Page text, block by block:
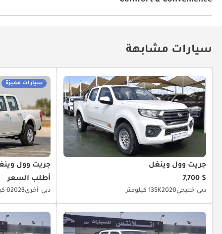
سيارات مشابهة
جريت وول وينغل
$ 7,700
دبي خليجي2020135K كيلومتر
سيارات مميزة
جريت وول
أطلب السعر
دبي أخرى20230 كيلومتر